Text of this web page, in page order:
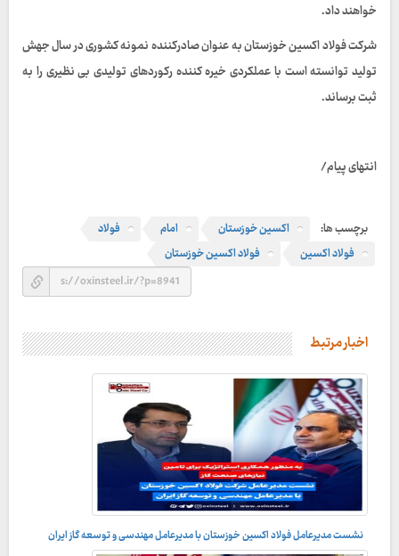
خواهند داد.
شرکت فولاد اکسین خوزستان به عنوان صادرکننده نمونه کشوری در سال جهش
تولید توانسته است با عملکردی خیره کننده رکوردهای تولیدی بی نظیری را به
ثبت برساند.
انتهای پیام/
برچسب ها: اکسین خوزستان امام
فولاد
فولاد اکسین
فولاد اکسین خوزستان
اخبار مرتبط
به منظور همکاری استراتژیک برای تأمین نیازهای صنعت گاز؛
نشست مدیرعامل فولاد اکسین خوزستان با مدیرعامل مهندسی و توسعه گاز ایران